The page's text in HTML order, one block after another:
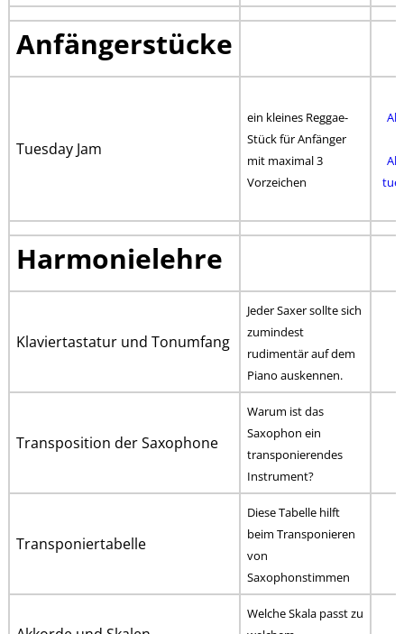
Anfängerstücke
Tuesday Jam
ein kleines Reggae-
Stück für Anfänger
mit maximal 3
Vorzeichen
Harmonielehre
Klaviertastatur und Tonumfang
Jeder Saxer sollte sich
zumindest
rudimentär auf dem
Piano auskennen.
Transposition der Saxophone
Warum ist das
Saxophon ein
transponierendes
Instrument?
Transponiertabelle
Diese Tabelle hilft
beim Transponieren
von
Saxophonstimmen
Welche Skala passt zu